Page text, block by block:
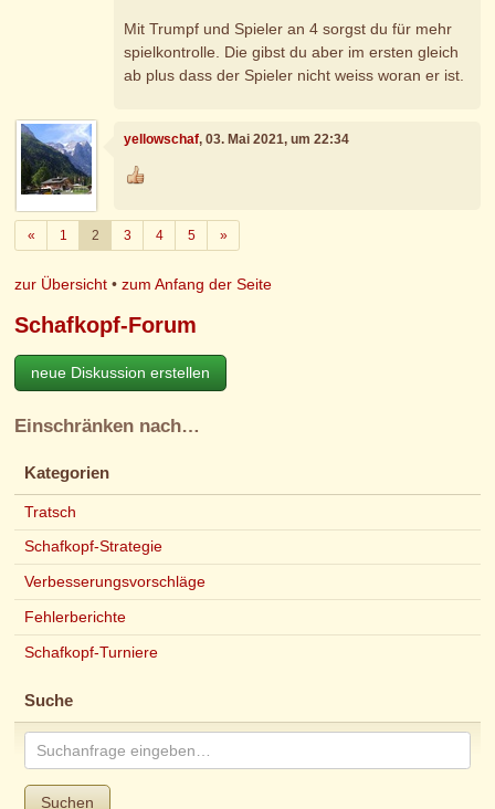
Mit Trumpf und Spieler an 4 sorgst du für mehr
spielkontrolle. Die gibst du aber im ersten gleich
ab plus dass der Spieler nicht weiss woran er ist.
yellowschaf, 03. Mai 2021, um 22:34
«Zurück
1 2 3 4 5 »Weiter
zur Übersicht •zum Anfang der Seite
Schafkopf-Forum
neue Diskussion erstellen
Einschränken nach…
Kategorien
Tratsch
Schafkopf-Strategie
Verbesserungsvorschläge
Fehlerberichte
Schafkopf-Turniere
Suche
Suchen